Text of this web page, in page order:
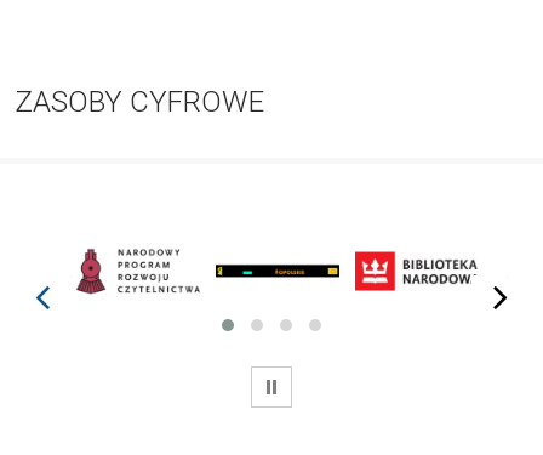
ZASOBY CYFROWE
prev next
WSTRZYMAJ